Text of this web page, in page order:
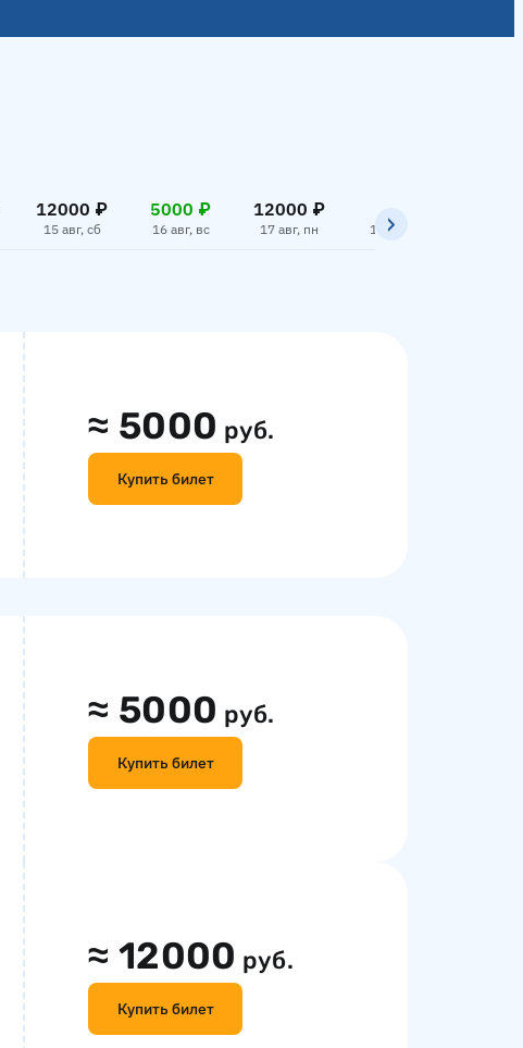
12000 ₽
15 авг, сб
5000 ₽
16 авг, вс
12000 ₽
17 авг, пн 18 авг, вт
≈ 5000 руб.
Купить билет
≈ 5000 руб.
Купить билет
≈12000 руб.
Купить билет